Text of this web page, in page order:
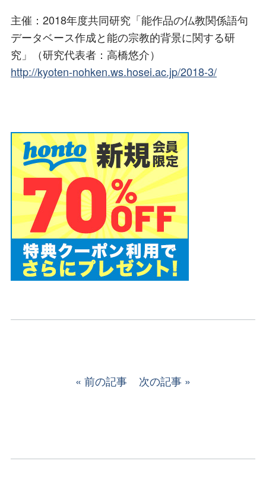
主催：2018年度共同研究「能作品の仏教関係語句
データベース作成と能の宗教的背景に関する研
究」（研究代表者：高橋悠介）
http://kyoten-nohken.ws.hosei.ac.jp/2018-3/
前の記事 次の記事